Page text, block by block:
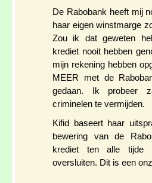
De Rabobank heeft mij
haar eigen winstmarge
Zou ik dat geweten
krediet nooit hebben
mijn rekening hebben
MEER met de
gedaan. Ik probeer
criminelen te vermijden.
Kifid baseert haar
bewering van de
krediet ten alle tijde
oversluiten. Dit is een